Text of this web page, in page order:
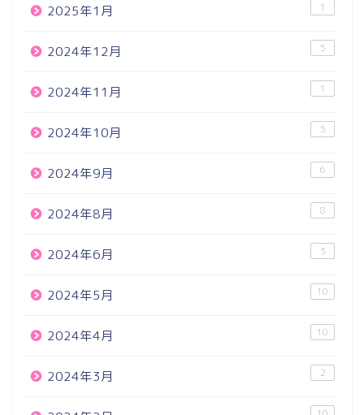
2025年1月 1
2024年12月 5
2024年11月 1
2024年10月 5
2024年9月 6
2024年8月 8
2024年6月 3
2024年5月 10
2024年4月 10
2024年3月 2